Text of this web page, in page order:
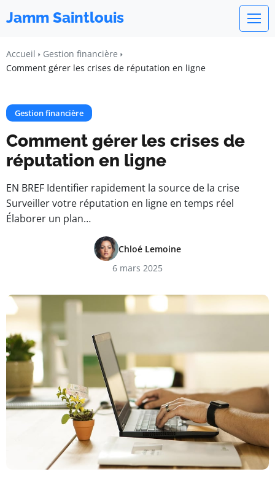
Jamm Saintlouis
Accueil
Gestion financière
Comment gérer les crises de réputation en ligne
Gestion financière
Comment gérer les crises de
réputation en ligne
EN BREF Identifier rapidement la source de la crise
Surveiller votre réputation en ligne en temps réel
Élaborer un plan…
Chloé Lemoine
6 mars 2025